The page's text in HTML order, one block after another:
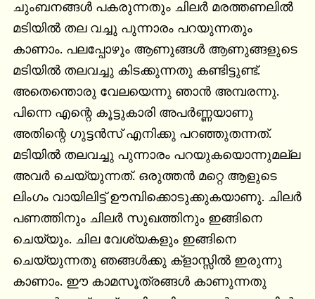
ചുംബനങ്ങൾ പകരുന്നതും ചിലർ മരത്തണലിൽ
മടിയിൽ തല വച്ചു പുന്നാരം പറയുന്നതും
കാണാം. പലപ്പോഴും ആണുങ്ങൾ ആണുങ്ങളുടെ
മടിയിൽ തലവച്ചു കിടക്കുന്നതു കണ്ടിട്ടുണ്ട്.
അതെന്തൊരു വേലയെന്നു ഞാൻ അമ്പരന്നു.
പിന്നെ എന്റെ കൂട്ടുകാരി അപർണ്ണയാണു
അതിന്റെ ഗുട്ടൻസ്‌ എനിക്കു പറഞ്ഞുതന്നത്.
മടിയിൽ തലവച്ചു പുന്നാരം പറയുകയൊന്നുമല്ല
അവർ ചെയ്യുന്നത്.‌ ഒരുത്തൻ മറ്റെ ആളുടെ
ലിംഗം വായിലിട്ട്‌ ഊമ്പിക്കൊടുക്കുകയാണു. ചിലർ
പണത്തിനും ചിലർ സുഖത്തിനും ഇങ്ങിനെ
ചെയ്യും. ചില വേശ്യകളും ഇങ്ങിനെ
ചെയ്യുന്നതു ഞങ്ങൾക്കു ക്ളാസ്സിൽ ഇരുന്നു
കാണാം. ഈ കാമസൂത്രങ്ങൾ കാണുന്നതു